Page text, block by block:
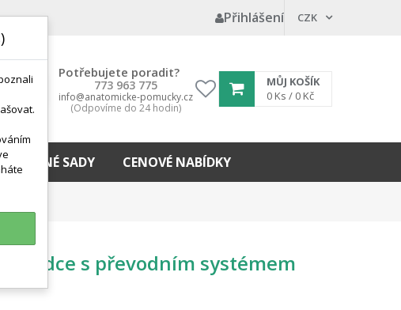
Přihlášení CZK
Potřebujete poradit?
773 963 775
info@anatomicke-pomucky.cz
(Odpovíme do 24 hodin)
My
wishlist
MŮJ KOŠÍK
0 Ks / 0 Kč
SADY CENOVÉ NABÍDKY
srdce s převodním systémem